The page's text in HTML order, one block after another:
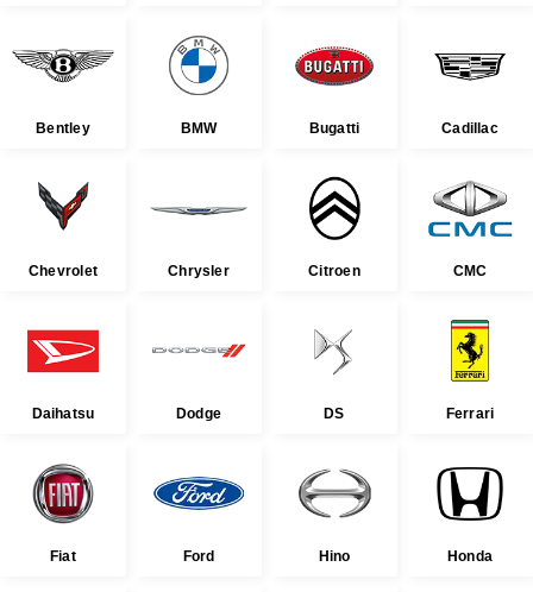
Bentley BMW Bugatti Cadillac
Chevrolet Chrysler Citroen CMC
Daihatsu Dodge DS Ferrari
Fiat Ford Hino Honda